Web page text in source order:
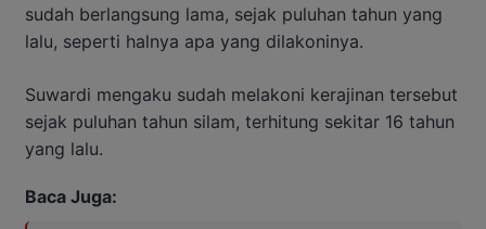
sudah berlangsung lama, sejak puluhan tahun yang
lalu, seperti halnya apa yang dilakoninya.
Suwardi mengaku sudah melakoni kerajinan tersebut
sejak puluhan tahun silam, terhitung sekitar 16 tahun
yang lalu.
Baca Juga: